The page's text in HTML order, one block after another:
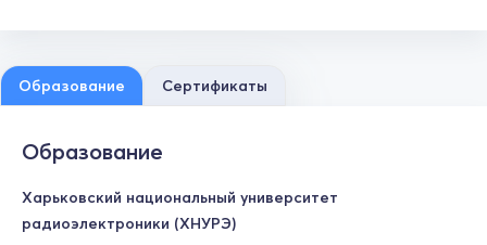
Образование Сертификаты
Образование
Харьковский национальный университет
радиоэлектроники (ХНУРЭ)